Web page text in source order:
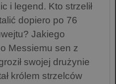
i legend. Kto strzelił
dopiero po 76
Jakiego
Messiemu sen z
swojej drużynie
królem strzelców